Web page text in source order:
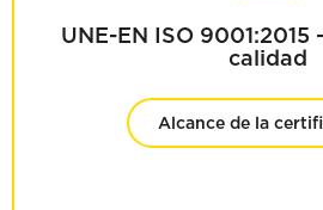
UNE-EN ISO 9001:2015
calidad
Alcance de la